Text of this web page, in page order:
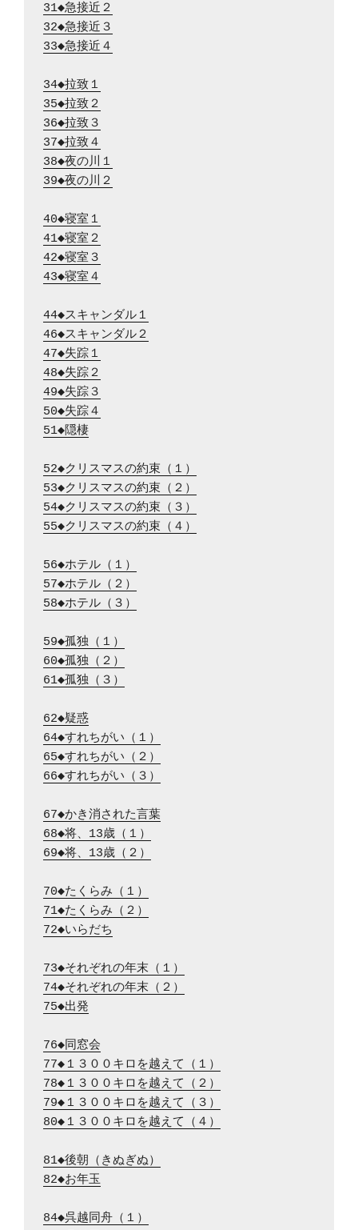
31◆急接近２
32◆急接近３
33◆急接近４
34◆拉致１
35◆拉致２
36◆拉致３
37◆拉致４
38◆夜の川１
39◆夜の川２
40◆寝室１
41◆寝室２
42◆寝室３
43◆寝室４
44◆スキャンダル１
46◆スキャンダル２
47◆失踪１
48◆失踪２
49◆失踪３
50◆失踪４
51◆隠棲
52◆クリスマスの約束（１）
53◆クリスマスの約束（２）
54◆クリスマスの約束（３）
55◆クリスマスの約束（４）
56◆ホテル（１）
57◆ホテル（２）
58◆ホテル（３）
59◆孤独（１）
60◆孤独（２）
61◆孤独（３）
62◆疑惑
64◆すれちがい（１）
65◆すれちがい（２）
66◆すれちがい（３）
67◆かき消された言葉
68◆将、13歳（１）
69◆将、13歳（２）
70◆たくらみ（１）
71◆たくらみ（２）
72◆いらだち
73◆それぞれの年末（１）
74◆それぞれの年末（２）
75◆出発
76◆同窓会
77◆１３００キロを越えて（１）
78◆１３００キロを越えて（２）
79◆１３００キロを越えて（３）
80◆１３００キロを越えて（４）
81◆後朝（きぬぎぬ）
82◆お年玉
84◆呉越同舟（１）